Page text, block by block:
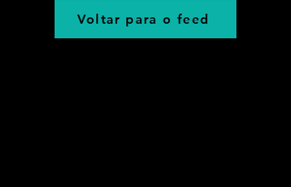
Voltar para o feed